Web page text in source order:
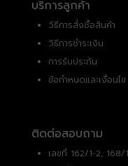
บริการลูกค้า
วิธีการสั่งซื้อสินค้า
วิธีการชำระเงิน
การรับประกัน
ข้อกำหนดและเงื่อนไข
ติดต่อสอบถาม
เลขที่ 162/1-2,